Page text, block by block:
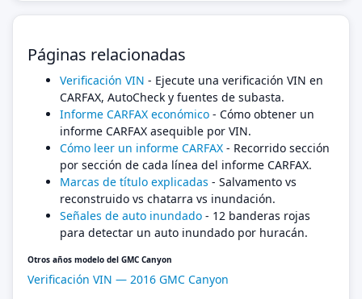
Páginas relacionadas
Verificación VIN - Ejecute una verificación VIN en
CARFAX, AutoCheck y fuentes de subasta.
Informe CARFAX económico - Cómo obtener un
informe CARFAX asequible por VIN.
Cómo leer un informe CARFAX - Recorrido sección
por sección de cada línea del informe CARFAX.
Marcas de título explicadas - Salvamento vs
reconstruido vs chatarra vs inundación.
Señales de auto inundado - 12 banderas rojas
para detectar un auto inundado por huracán.
Otros años modelo del GMC Canyon
Verificación VIN — 2016 GMC Canyon